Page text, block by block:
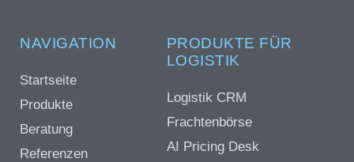
NAVIGATION
Startseite
Produkte
Beratung
Referenzen
PRODUKTE FÜR
LOGISTIK
Logistik CRM
Frachtenbörse
AI Pricing Desk